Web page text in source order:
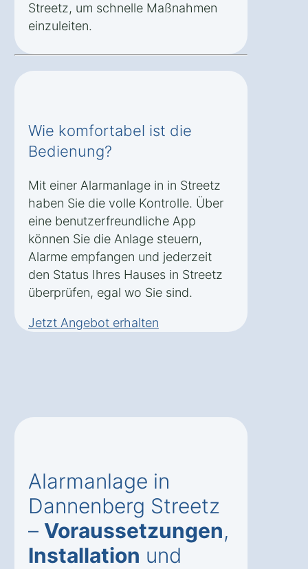
Streetz, um schnelle Maßnahmen
einzuleiten.
Wie komfortabel ist die
Bedienung?
Mit einer Alarmanlage in in Streetz
haben Sie die volle Kontrolle. Über
eine benutzerfreundliche App
können Sie die Anlage steuern,
Alarme empfangen und jederzeit
den Status Ihres Hauses in Streetz
überprüfen, egal wo Sie sind.
Jetzt Angebot erhalten
Alarmanlage in
Dannenberg Streetz
– Voraussetzungen,
Installation und